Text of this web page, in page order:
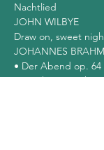
Nachtlied
JOHN WILBYE
Draw on, sweet
JOHANNES
• Der Abend op. 64
• O schöne Nacht